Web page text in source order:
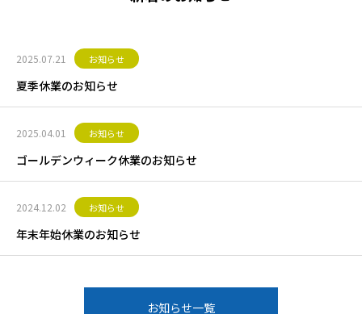
2025.07.21 お知らせ
夏季休業のお知らせ
2025.04.01 お知らせ
ゴールデンウィーク休業のお知らせ
2024.12.02 お知らせ
年末年始休業のお知らせ
お知らせ一覧